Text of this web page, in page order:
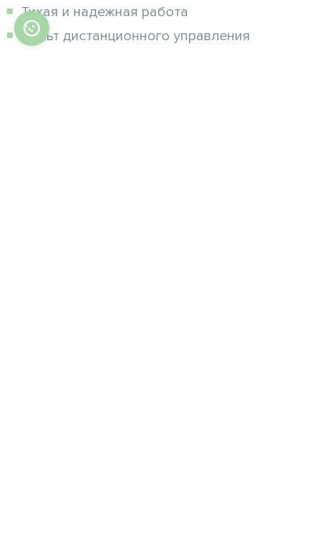
Тихая и надежная работа
Пульт дистанционного управления